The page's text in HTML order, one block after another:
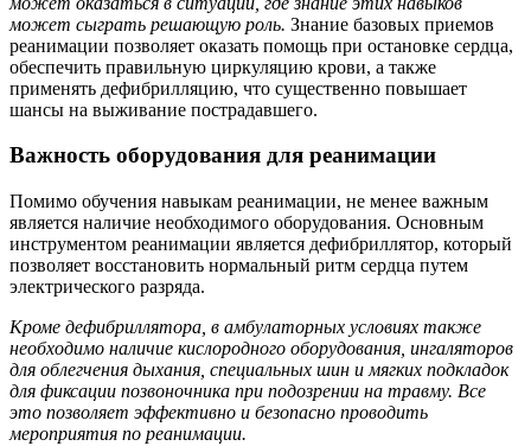
может сыграть решающую роль. Знание базовых приемов
реанимации позволяет оказать помощь при остановке сердца,
обеспечить правильную циркуляцию крови, а также
применять дефибрилляцию, что существенно повышает
шансы на выживание пострадавшего.
Важность оборудования для реанимации
Помимо обучения навыкам реанимации, не менее важным
является наличие необходимого оборудования. Основным
инструментом реанимации является дефибриллятор, который
позволяет восстановить нормальный ритм сердца путем
электрического разряда.
Кроме дефибриллятора, в амбулаторных условиях также
необходимо наличие кислородного оборудования, ингаляторов
для облегчения дыхания, специальных шин и мягких подкладок
для фиксации позвоночника при подозрении на травму. Все
это позволяет эффективно и безопасно проводить
мероприятия по реанимации.